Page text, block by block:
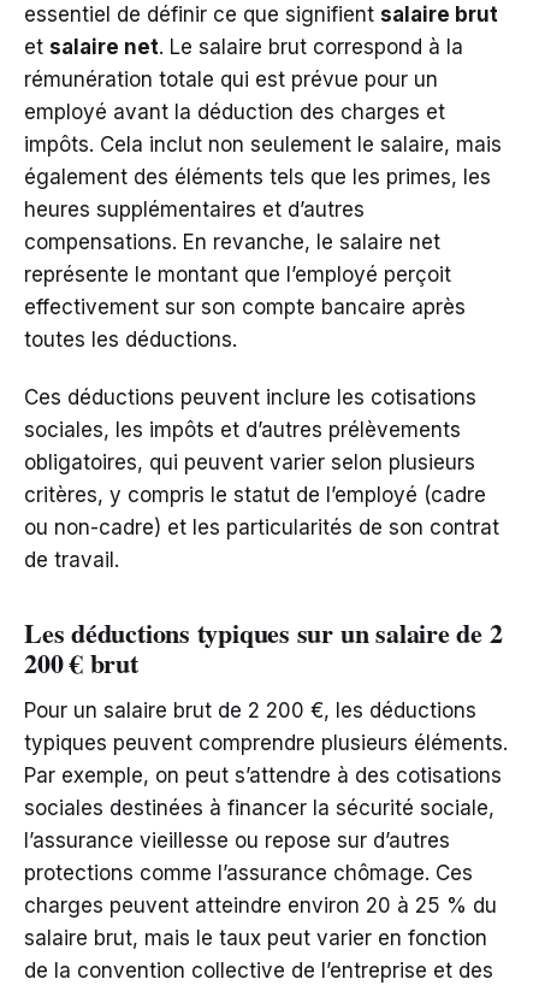
essentiel de définir ce que signifient salaire brut
et salaire net. Le salaire brut correspond à la
rémunération totale qui est prévue pour un
employé avant la déduction des charges et
impôts. Cela inclut non seulement le salaire, mais
également des éléments tels que les primes, les
heures supplémentaires et d’autres
compensations. En revanche, le salaire net
représente le montant que l’employé perçoit
effectivement sur son compte bancaire après
toutes les déductions.
Ces déductions peuvent inclure les cotisations
sociales, les impôts et d’autres prélèvements
obligatoires, qui peuvent varier selon plusieurs
critères, y compris le statut de l’employé (cadre
ou non-cadre) et les particularités de son contrat
de travail.
Les déductions typiques sur un salaire de 2
200 € brut
Pour un salaire brut de 2 200 €, les déductions
typiques peuvent comprendre plusieurs éléments.
Par exemple, on peut s’attendre à des cotisations
sociales destinées à financer la sécurité sociale,
l’assurance vieillesse ou repose sur d’autres
protections comme l’assurance chômage. Ces
charges peuvent atteindre environ 20 à 25 % du
salaire brut, mais le taux peut varier en fonction
de la convention collective de l’entreprise et des